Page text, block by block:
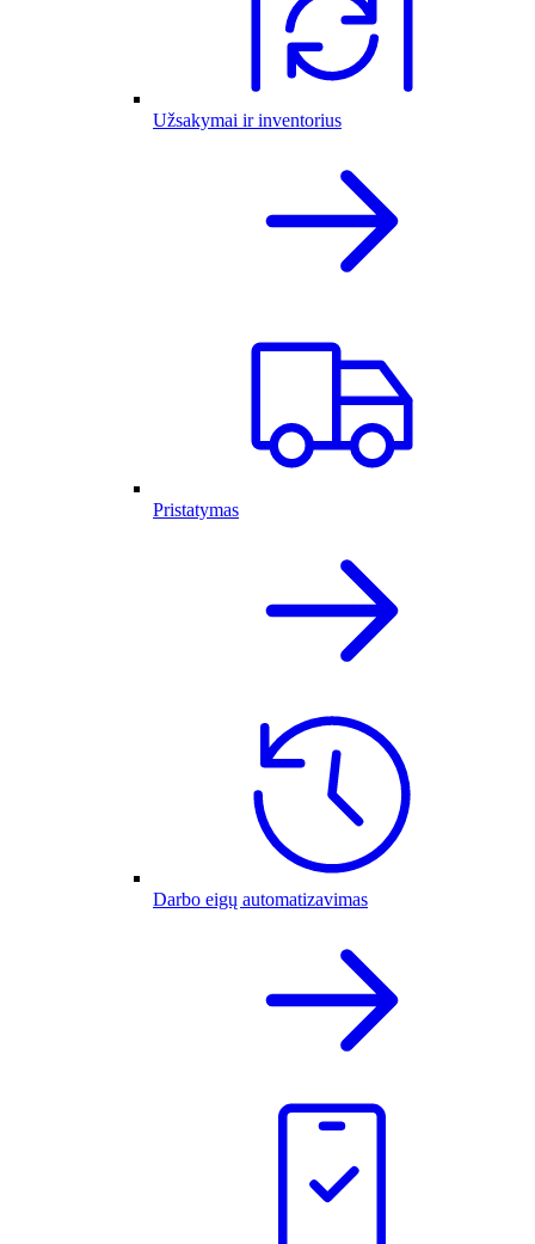
Užsakymai ir inventorius
Pristatymas
Darbo eigų automatizavimas